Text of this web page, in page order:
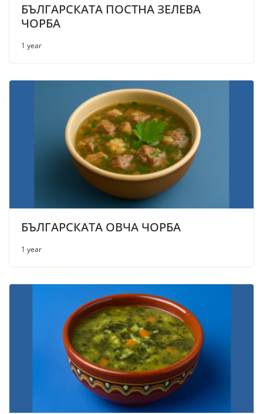
БЪЛГАРСКАТА ПОСТНА ЗЕЛЕВА
ЧОРБА
1 year
БЪЛГАРСКАТА ОВЧА ЧОРБА
1 year